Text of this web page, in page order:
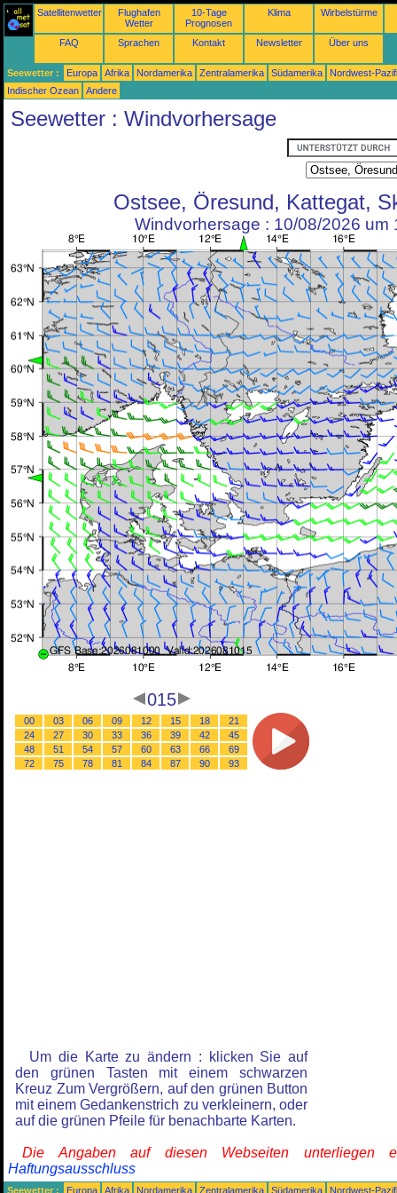
Satellitenwetter
Flughafen
Wetter
10-Tage
Prognosen
Klima Wirbelstürme
FAQ Sprachen Kontakt Newsletter Über uns
Seewetter : Europa Afrika Nordamerika Zentralamerika Südamerika
Nordwest-
Indischer Ozean
Andere
Seewetter : Windvorhersage
Ostsee, Öresund, Kattegat,
Windvorhersage : 10/08/2026 um
015
00 03 06 09 12 15 18
21
24
27 30 33 36 39 42
45
48
51 54 57 60 63 66
69
72
75 78 81 84 87 90 93
Um die Karte zu ändern : klicken Sie auf
den grünen Tasten mit einem schwarzen
Kreuz Zum Vergrößern, auf den grünen Button
mit einem Gedankenstrich zu verkleinern, oder
auf die grünen Pfeile für benachbarte Karten.
Die Angaben auf diesen Webseiten unterliegen
Haftungsausschluss
Seewetter : Europa Afrika Nordamerika Zentralamerika Südamerika
Nordwest-